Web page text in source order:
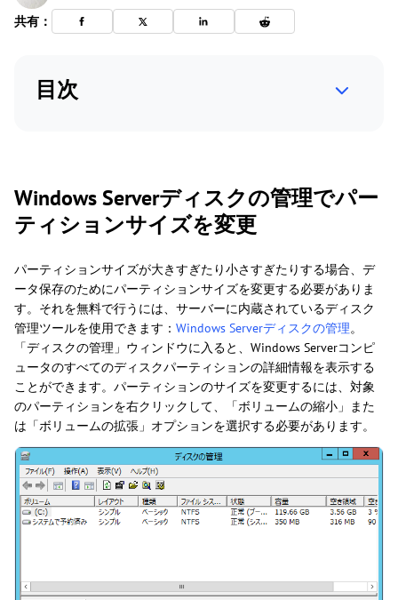
共有：
目次
Windows Serverディスクの管理でパー
ティションサイズを変更
パーティションサイズが大きすぎたり小さすぎたりする場合、デ
ータ保存のためにパーティションサイズを変更する必要がありま
す。それを無料で行うには、サーバーに内蔵されているディスク
管理ツールを使用できます： Windows Serverディスクの管理。
「ディスクの管理」ウィンドウに入ると、Windows Serverコンピ
ュータのすべてのディスクパーティションの詳細情報を表示する
ことができます。パーティションのサイズを変更するには、対象
のパーティションを右クリックして、「ボリュームの縮小」また
は「ボリュームの拡張」オプションを選択する必要があります。